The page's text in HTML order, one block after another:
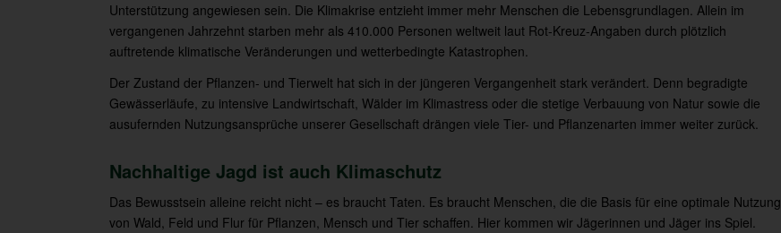
Unterstützung angewiesen sein. Die Klimakrise entzieht immer mehr Menschen die Lebensgrundlagen. Allein im
vergangenen Jahrzehnt starben mehr als 410.000 Personen weltweit laut Rot-Kreuz-Angaben durch plötzlich
auftretende klimatische Veränderungen und wetterbedingte Katastrophen.
Der Zustand der Pflanzen- und Tierwelt hat sich in der jüngeren Vergangenheit stark verändert. Denn begradigte
Gewässerläufe, zu intensive Landwirtschaft, Wälder im Klimastress oder die stetige Verbauung von Natur sowie die
ausufernden Nutzungsansprüche unserer Gesellschaft drängen viele Tier- und Pflanzenarten immer weiter zurück.
Nachhaltige Jagd ist auch Klimaschutz
Das Bewusstsein alleine reicht nicht – es braucht Taten. Es braucht Menschen, die die Basis für eine optimale Nutzung
von Wald, Feld und Flur für Pflanzen, Mensch und Tier schaffen. Hier kommen wir Jägerinnen und Jäger ins Spiel.